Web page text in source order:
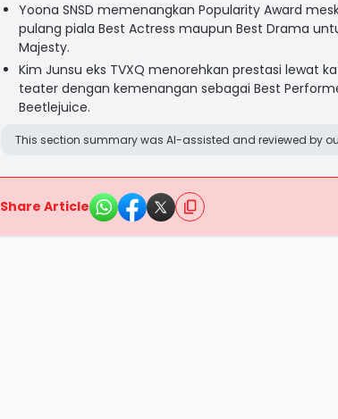
Yoona SNSD memenangkan Popularity Award
pulang piala Best Actress maupun Best Drama
Majesty.
Kim Junsu eks TVXQ menorehkan prestasi lewat
teater dengan kemenangan sebagai Best
Beetlejuice.
This section summary was AI-assisted and reviewed by
Share Article